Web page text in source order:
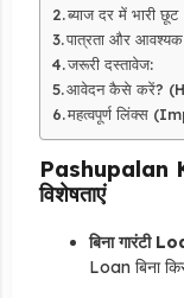
ब्याज दर में भारी छूट
पात्रता और
जरूरी दस्तावेज:
आवेदन कैसे करें?
महत्वपूर्ण लिंक्स
Pashupalan
विशेषताएं
बिना गारंटी
Loan बिना